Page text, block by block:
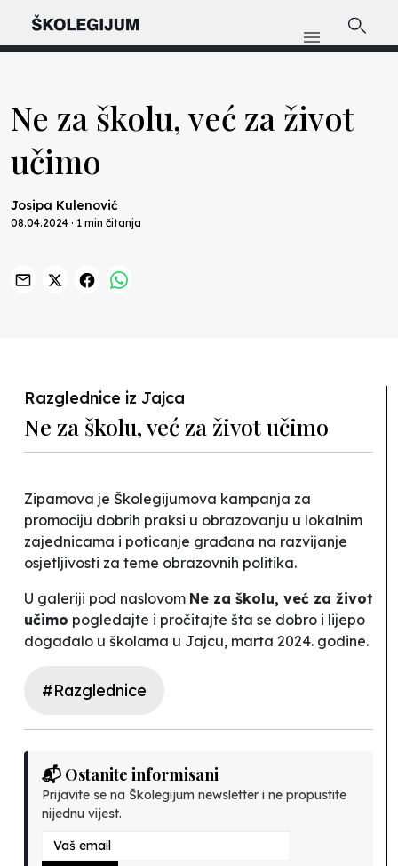
Ne za školu, već za život
učimo
Josipa Kulenović
08.04.2024 · 1 min čitanja
Razglednice iz Jajca
Ne za školu, već za život učimo
Zipamova je Školegijumova kampanja za
promociju dobrih praksi u obrazovanju u lokalnim
zajednicama i poticanje građana na razvijanje
osjetljivosti za teme obrazovnih politika.
U galeriji pod naslovom Ne za školu, već za život
učimo pogledajte i pročitajte šta se dobro i lijepo
događalo u školama u Jajcu, marta 2024. godine.
#Razglednice
📬 Ostanite informisani
Prijavite se na Školegijum newsletter i ne propustite
nijednu vijest.